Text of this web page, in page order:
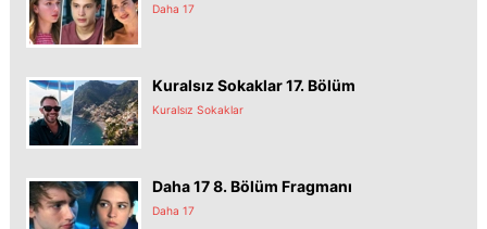
Daha 17
Kuralsız Sokaklar 17. Bölüm
Kuralsız Sokaklar
Daha 17 8. Bölüm Fragmanı
Daha 17